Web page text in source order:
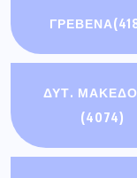
ΓΡΕΒΕΝΑ
ΔΥΤ.
(4074)